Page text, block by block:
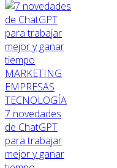
MARKETING
EMPRESAS
TECNOLOGÍA
7 novedades
de ChatGPT
para trabajar
mejor y ganar